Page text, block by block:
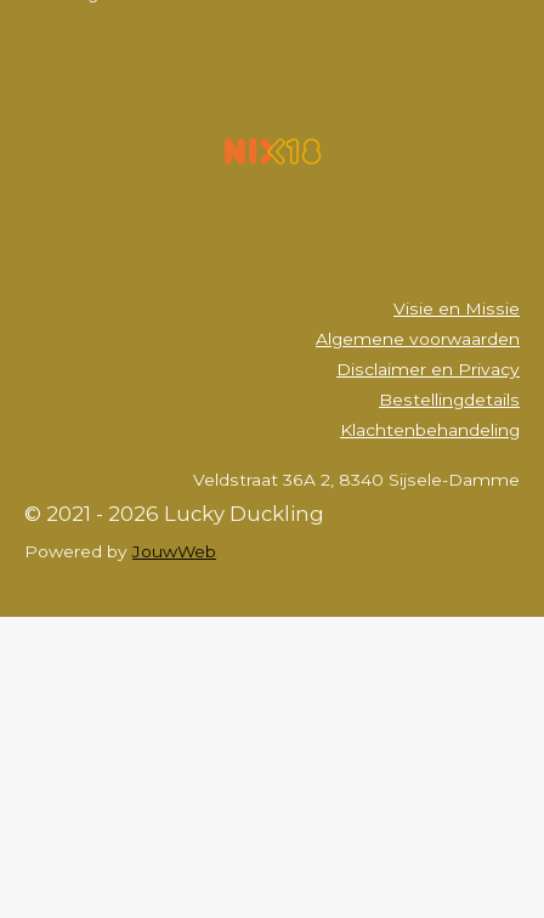
Visie en Missie
Algemene voorwaarden
Disclaimer en Privacy
Bestellingdetails
Klachtenbehandeling
Veldstraat 36A 2, 8340 Sijsele-Damme
© 2021 - 2026 Lucky Duckling
Powered byJouwWeb